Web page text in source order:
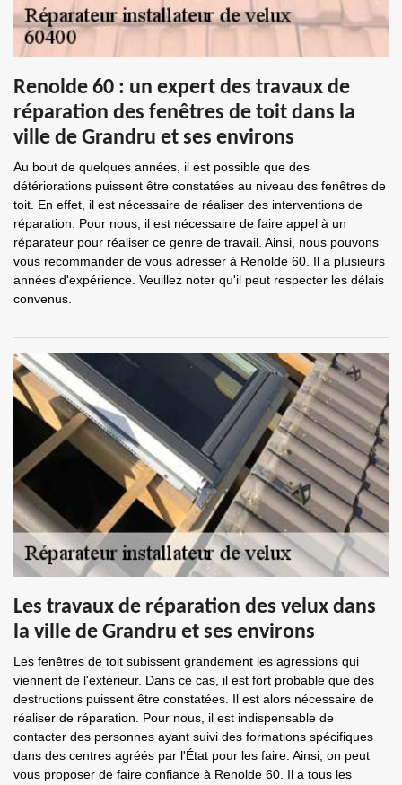
Renolde 60 : un expert des travaux de
réparation des fenêtres de toit dans la
ville de Grandru et ses environs
Au bout de quelques années, il est possible que des
détériorations puissent être constatées au niveau des fenêtres de
toit. En effet, il est nécessaire de réaliser des interventions de
réparation. Pour nous, il est nécessaire de faire appel à un
réparateur pour réaliser ce genre de travail. Ainsi, nous pouvons
vous recommander de vous adresser à Renolde 60. Il a plusieurs
années d'expérience. Veuillez noter qu'il peut respecter les délais
convenus.
Les travaux de réparation des velux dans
la ville de Grandru et ses environs
Les fenêtres de toit subissent grandement les agressions qui
viennent de l'extérieur. Dans ce cas, il est fort probable que des
destructions puissent être constatées. Il est alors nécessaire de
réaliser de réparation. Pour nous, il est indispensable de
contacter des personnes ayant suivi des formations spécifiques
dans des centres agréés par l'État pour les faire. Ainsi, on peut
vous proposer de faire confiance à Renolde 60. Il a tous les